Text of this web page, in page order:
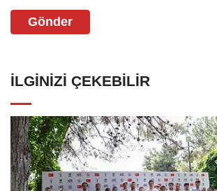
Gönder
İLGINIZI ÇEKEBILIR